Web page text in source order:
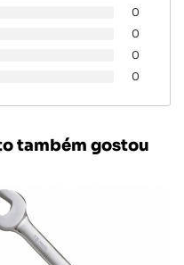
0
0
0
0
também gostou